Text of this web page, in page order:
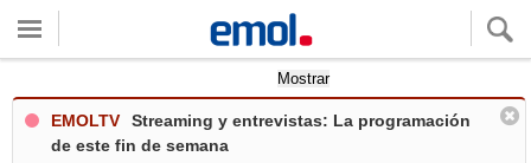
Mostrar
EMOLTV
Streaming y entrevistas: La programación
de este fin de semana